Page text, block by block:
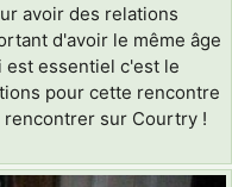
avoir des relations
d'avoir le même âge
est essentiel c'est le
pour cette rencontre
sur Courtry !